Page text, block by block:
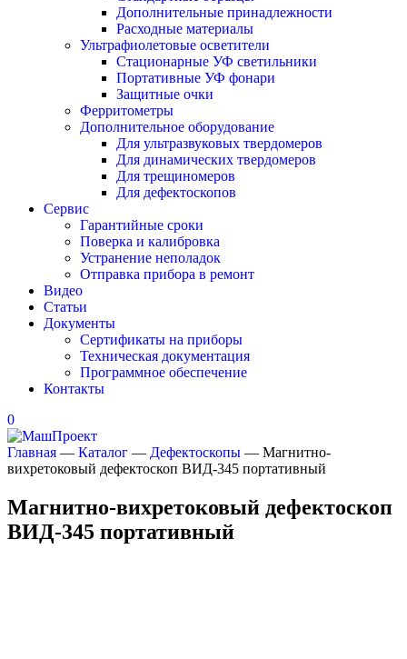
Дополнительные принадлежности
Расходные материалы
Ультрафиолетовые осветители
Стационарные УФ светильники
Портативные УФ фонари
Защитные очки
Ферритометры
Дополнительное оборудование
Для ультразвуковых твердомеров
Для динамических твердомеров
Для трещиномеров
Для дефектоскопов
Сервис
Гарантийные сроки
Поверка и калибровка
Устранение неполадок
Отправка прибора в ремонт
Видео
Статьи
Документы
Сертификаты на приборы
Техническая документация
Программное обеспечение
Контакты
0
Главная — Каталог — Дефектоскопы — Магнитно-
вихретоковый дефектоскоп ВИД-345 портативный
Магнитно-вихретоковый дефектоскоп
ВИД-345 портативный